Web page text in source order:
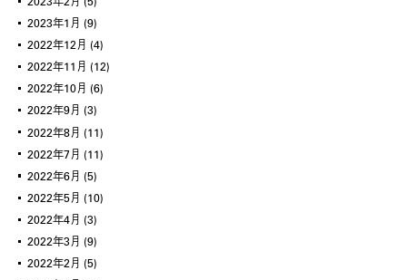
2023年1月 (9)
2022年12月 (4)
2022年11月 (12)
2022年10月 (6)
2022年9月 (3)
2022年8月 (11)
2022年7月 (11)
2022年6月 (5)
2022年5月 (10)
2022年4月 (3)
2022年3月 (9)
2022年2月 (5)